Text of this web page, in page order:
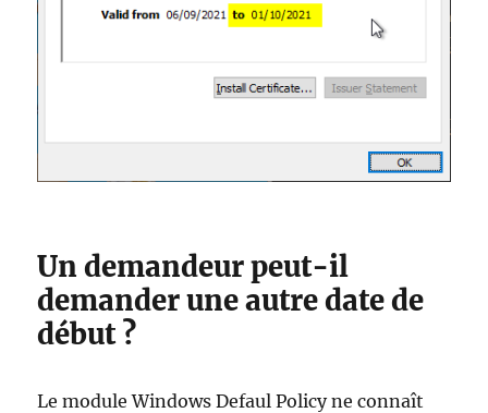
Un demandeur peut-il
demander une autre date de
début ?
Le module Windows Defaul Policy ne connaît